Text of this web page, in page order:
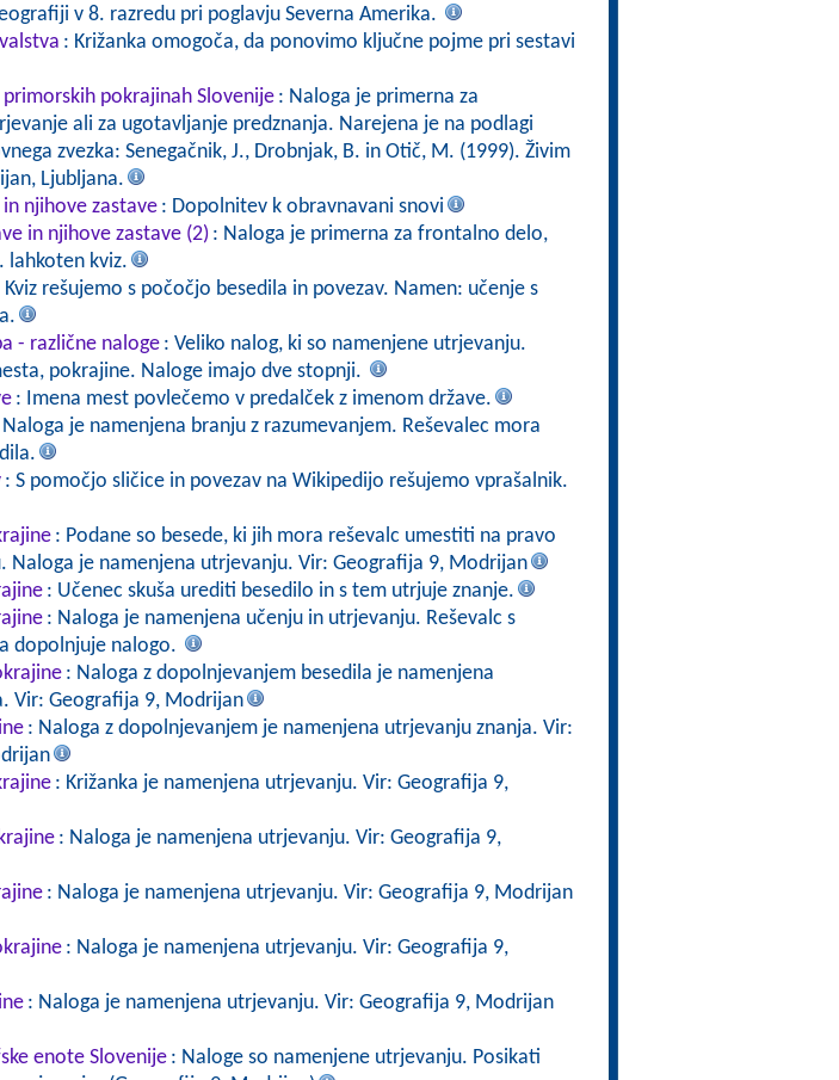
v 8. razredu pri poglavju Severna Amerika.
: Križanka omogoča, da ponovimo ključne pojme pri sestavi
pokrajinah Slovenije : Naloga je primerna za
ali za ugotavljanje predznanja. Narejena je na podlagi
zvezka: Senegačnik, J., Drobnjak, B. in Otič, M. (1999). Živim
Ljubljana.
njihove zastave : Dopolnitev k obravnavani snovi
in njihove zastave (2) : Naloga je primerna za frontalno delo,
lahkoten kviz.
Kviz rešujemo s počočjo besedila in povezav. Namen: učenje s
- različne naloge : Veliko nalog, ki so namenjene utrjevanju.
pokrajine. Naloge imajo dve stopnji.
: Imena mest povlečemo v predalček z imenom države.
je namenjena branju z razumevanjem. Reševalec mora
: S pomočjo sličice in povezav na Wikipedijo rešujemo vprašalnik.
: Podane so besede, ki jih mora reševalc umestiti na pravo
Naloga je namenjena utrjevanju. Vir: Geografija 9, Modrijan
: Učenec skuša urediti besedilo in s tem utrjuje znanje.
: Naloga je namenjena učenju in utrjevanju. Reševalc s
dopolnjuje nalogo.
: Naloga z dopolnjevanjem besedila je namenjena
Vir: Geografija 9, Modrijan
: Naloga z dopolnjevanjem je namenjena utrjevanju znanja. Vir:
: Križanka je namenjena utrjevanju. Vir: Geografija 9,
: Naloga je namenjena utrjevanju. Vir: Geografija 9,
: Naloga je namenjena utrjevanju. Vir: Geografija 9, Modrijan
: Naloga je namenjena utrjevanju. Vir: Geografija 9,
: Naloga je namenjena utrjevanju. Vir: Geografija 9, Modrijan
enote Slovenije : Naloge so namenjene utrjevanju. Posikati